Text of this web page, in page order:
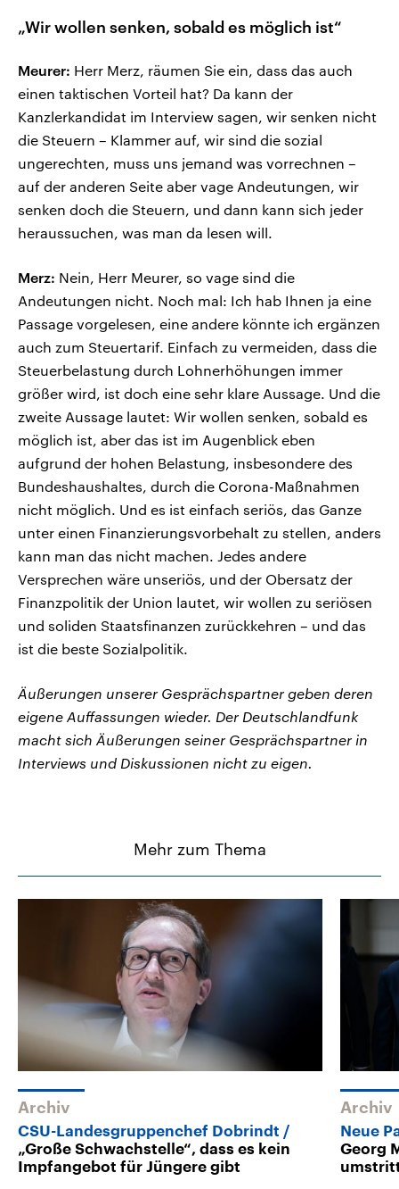
„Wir wollen senken, sobald es möglich ist“
Meurer: Herr Merz, räumen Sie ein, dass das auch
einen taktischen Vorteil hat? Da kann der
Kanzlerkandidat im Interview sagen, wir senken nicht
die Steuern – Klammer auf, wir sind die sozial
ungerechten, muss uns jemand was vorrechnen –
auf der anderen Seite aber vage Andeutungen, wir
senken doch die Steuern, und dann kann sich jeder
heraussuchen, was man da lesen will.
Merz: Nein, Herr Meurer, so vage sind die
Andeutungen nicht. Noch mal: Ich hab Ihnen ja eine
Passage vorgelesen, eine andere könnte ich ergänzen
auch zum Steuertarif. Einfach zu vermeiden, dass die
Steuerbelastung durch Lohnerhöhungen immer
größer wird, ist doch eine sehr klare Aussage. Und die
zweite Aussage lautet: Wir wollen senken, sobald es
möglich ist, aber das ist im Augenblick eben
aufgrund der hohen Belastung, insbesondere des
Bundeshaushaltes, durch die Corona-Maßnahmen
nicht möglich. Und es ist einfach seriös, das Ganze
unter einen Finanzierungsvorbehalt zu stellen, anders
kann man das nicht machen. Jedes andere
Versprechen wäre unseriös, und der Obersatz der
Finanzpolitik der Union lautet, wir wollen zu seriösen
und soliden Staatsfinanzen zurückkehren – und das
ist die beste Sozialpolitik.
Äußerungen unserer Gesprächspartner geben deren
eigene Auffassungen wieder. Der Deutschlandfunk
macht sich Äußerungen seiner Gesprächspartner in
Interviews und Diskussionen nicht zu eigen.
Mehr zum Thema
Archiv
CSU-Landesgruppenchef Dobrindt
„Große Schwachstelle“, dass es kein
Impfangebot für Jüngere gibt
Archiv
Neue
Georg